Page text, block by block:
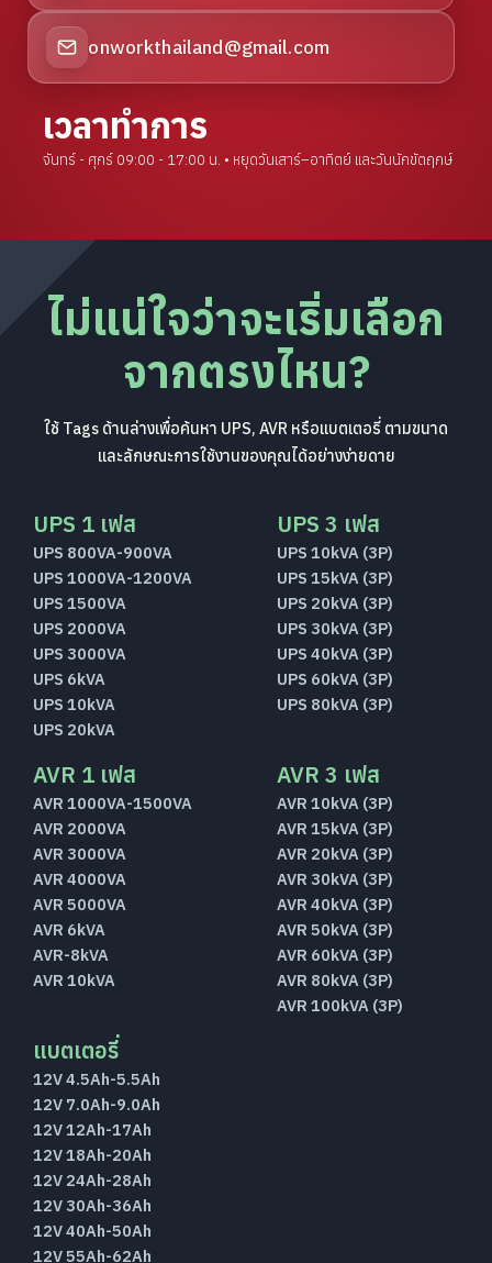
onworkthailand@gmail.com
เวลาทำการ
จันทร์ - ศุกร์ 09:00 - 17:00 น. • หยุดวันเสาร์–อาทิตย์ และวันนักขัตฤกษ์
ไม่แน่ใจว่าจะเริ่มเลือก
จากตรงไหน?
ใช้ Tags ด้านล่างเพื่อค้นหา UPS, AVR หรือแบตเตอรี่ ตามขนาด
และลักษณะการใช้งานของคุณได้อย่างง่ายดาย
UPS 1 เฟส
UPS 800VA-900VA
UPS 1000VA-1200VA
UPS 1500VA
UPS 2000VA
UPS 3000VA
UPS 6kVA
UPS 10kVA
UPS 20kVA
UPS 3 เฟส
UPS 10kVA (3P)
UPS 15kVA (3P)
UPS 20kVA (3P)
UPS 30kVA (3P)
UPS 40kVA (3P)
UPS 60kVA (3P)
UPS 80kVA (3P)
AVR 1 เฟส
AVR 1000VA-1500VA
AVR 2000VA
AVR 3000VA
AVR 4000VA
AVR 5000VA
AVR 6kVA
AVR-8kVA
AVR 10kVA
AVR 3 เฟส
AVR 10kVA (3P)
AVR 15kVA (3P)
AVR 20kVA (3P)
AVR 30kVA (3P)
AVR 40kVA (3P)
AVR 50kVA (3P)
AVR 60kVA (3P)
AVR 80kVA (3P)
AVR 100kVA (3P)
แบตเตอรี่
12V 4.5Ah-5.5Ah
12V 7.0Ah-9.0Ah
12V 12Ah-17Ah
12V 18Ah-20Ah
12V 24Ah-28Ah
12V 30Ah-36Ah
12V 40Ah-50Ah
12V 55Ah-62Ah